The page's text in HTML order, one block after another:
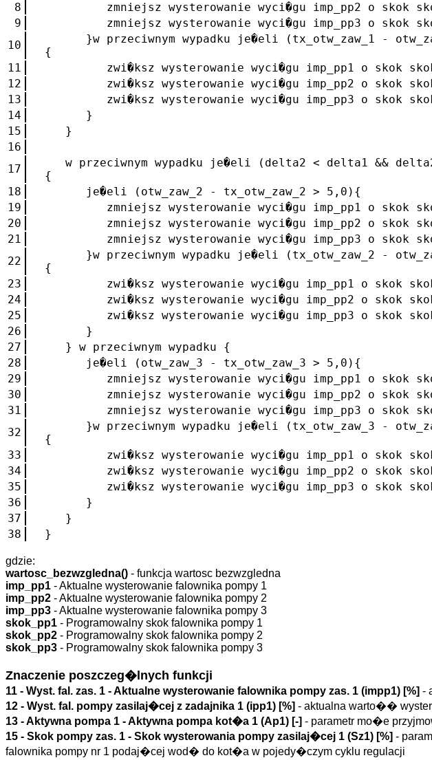
8
zmniejsz wysterowanie wyci�gu imp_pp2 o skok
9
zmniejsz wysterowanie wyci�gu imp_pp3 o skok
10
}w przeciwnym wypadku je�eli (tx_otw_zaw_1 -
{
11
zwi�ksz wysterowanie wyci�gu imp_pp1 o skok
12
zwi�ksz wysterowanie wyci�gu imp_pp2 o skok
13
zwi�ksz wysterowanie wyci�gu imp_pp3 o skok
14
}
15
}
16
17
w przeciwnym wypadku je�eli (delta2 < delta1 &&
{
18
je�eli (otw_zaw_2 - tx_otw_zaw_2 > 5,0){
19
zmniejsz wysterowanie wyci�gu imp_pp1 o skok
20
zmniejsz wysterowanie wyci�gu imp_pp2 o skok
21
zmniejsz wysterowanie wyci�gu imp_pp3 o skok
22
}w przeciwnym wypadku je�eli (tx_otw_zaw_2 -
{
23
zwi�ksz wysterowanie wyci�gu imp_pp1 o skok
24
zwi�ksz wysterowanie wyci�gu imp_pp2 o skok
25
zwi�ksz wysterowanie wyci�gu imp_pp3 o skok
26
}
27
} w przeciwnym wypadku {
28
je�eli (otw_zaw_3 - tx_otw_zaw_3 > 5,0){
29
zmniejsz wysterowanie wyci�gu imp_pp1 o skok
30
zmniejsz wysterowanie wyci�gu imp_pp2 o skok
31
zmniejsz wysterowanie wyci�gu imp_pp3 o skok
32
}w przeciwnym wypadku je�eli (tx_otw_zaw_3 -
{
33
zwi�ksz wysterowanie wyci�gu imp_pp1 o skok
34
zwi�ksz wysterowanie wyci�gu imp_pp2 o skok
35
zwi�ksz wysterowanie wyci�gu imp_pp3 o skok
36
}
37
}
38
}
gdzie:
wartosc_bezwzgledna() - funkcja wartosc bezwzgledna
imp_pp1 - Aktualne wysterowanie falownika pompy 1
imp_pp2 - Aktualne wysterowanie falownika pompy 2
imp_pp3 - Aktualne wysterowanie falownika pompy 3
skok_pp1 - Programowalny skok falownika pompy 1
skok_pp2 - Programowalny skok falownika pompy 2
skok_pp3 - Programowalny skok falownika pompy 3
Znaczenie poszczeg�lnych funkcji
11 - Wyst. fal. zas. 1 - Aktualne wysterowanie falownika pompy zas. 1 (impp1) [%] -
12 - Wyst. fal. pompy zasilaj�cej z zadajnika 1 (ipp1) [%] - aktualna warto��
13 -Aktywna pompa 1 - Aktywna pompa kot�a 1 (Ap1) [-] - parametr mo�e
15 - Skok pompy zas. 1 - Skok wysterowania pompy zasilaj�cej 1 (Sz1) [%] -
falownika pompy nr 1 podaj�cej wod� do kot�a w pojedy�czym cyklu regulacji